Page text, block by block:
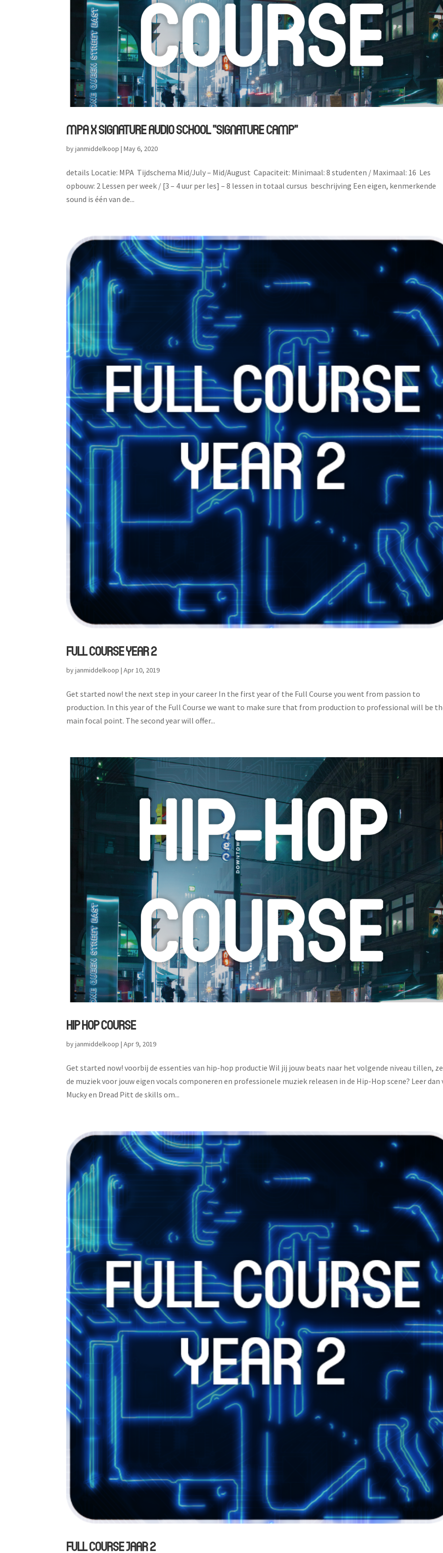
MPA X SIGNATURE AUDIO SCHOOL ”SIGNATURE CAMP”
byjanmiddelkoop |May 6, 2020
details Locatie: MPA Tijdschema Mid/July – Mid/August Capaciteit: Minimaal: 8 studenten / Maximaal: 16 Les
opbouw: 2 Lessen per week / [3 – 4 uur per les] – 8 lessen in totaal cursus beschrijving Een eigen, kenmerkende
sound is één van de...
FULL COURSE YEAR 2
byjanmiddelkoop |Apr 10, 2019
Get started now! the next step in your career In the first year of the Full Course you went from passion to
production. In this year of the Full Course we want to make sure that from production to professional will be
main focal point. The second year will offer...
HIP HOP COURSE
byjanmiddelkoop |Apr 9, 2019
Get started now! voorbij de essenties van hip-hop productie Wil jij jouw beats naar het volgende niveau tillen,
de muziek voor jouw eigen vocals componeren en professionele muziek releasen in de Hip-Hop scene? Leer dan
Mucky en Dread Pitt de skills om...
FULL COURSE JAAR 2